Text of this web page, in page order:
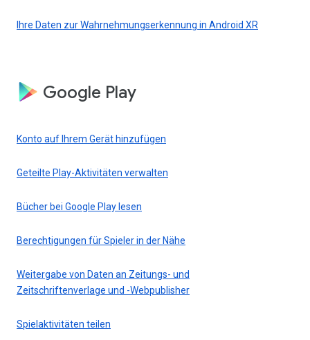
Ihre Daten zur Wahrnehmungserkennung in Android XR
Google Play
Konto auf Ihrem Gerät hinzufügen
Geteilte Play-Aktivitäten verwalten
Bücher bei Google Play lesen
Berechtigungen für Spieler in der Nähe
Weitergabe von Daten an Zeitungs- und
Zeitschriftenverlage und -Webpublisher
Spielaktivitäten teilen